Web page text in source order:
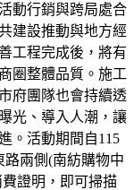
動行銷與跨局處合
建設推動與地方經
工程完成後，將有
圈整體品質。施工
府團隊也會持續透
光、導入人潮，讓
。活動期間自115
路兩側(南紡購物中
證明，即可掃描